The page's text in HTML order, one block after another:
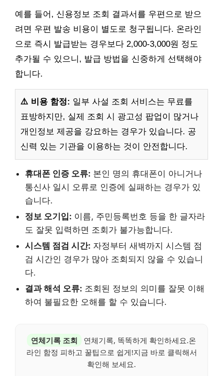
예를 들어, 신용정보 조회 결과서를 우편으로 받으
려면 우편 발송 비용이 별도로 청구됩니다. 온라인
으로 즉시 발급받는 경우보다 2,000-3,000원 정도
추가될 수 있으니, 발급 방법을 신중하게 선택해야
합니다.
⚠️ 비용 함정: 일부 사설 조회 서비스는 무료를
표방하지만, 실제 조회 시 광고성 팝업이 많거나
개인정보 제공을 강요하는 경우가 있습니다. 공
신력 있는 기관을 이용하는 것이 안전합니다.
휴대폰 인증 오류: 본인 명의 휴대폰이 아니거나
통신사 일시 오류로 인증에 실패하는 경우가 있
습니다.
정보 오기입: 이름, 주민등록번호 등을 한 글자라
도 잘못 입력하면 조회가 불가능합니다.
시스템 점검 시간: 자정부터 새벽까지 시스템 점
검 시간인 경우가 많아 조회되지 않을 수 있습니
다.
결과 해석 오류: 조회된 정보의 의미를 잘못 이해
하여 불필요한 오해를 할 수 있습니다.
연체기록 조회
연체기록, 똑똑하게 확인하세요.온
라인 함정 피하고 꿀팁으로 쉽게!지금 바로 클릭해서
확인해 보세요.